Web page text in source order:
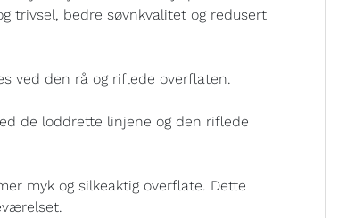
trivsel, bedre søvnkvalitet og redusert
ved den rå og riflede overflaten.
de loddrette linjene og den riflede
myk og silkeaktig overflate. Dette